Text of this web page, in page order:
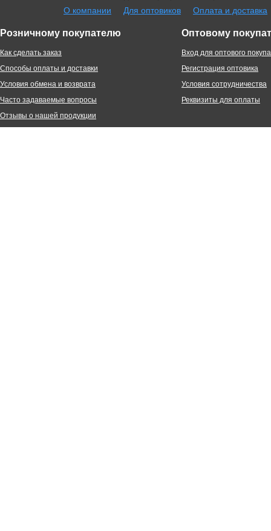
О компании
Для оптовиков Оплата и доставка
Розничному покупателю
Как сделать заказ
Способы оплаты и доставки
Условия обмена и возврата
Часто задаваемые вопросы
Отзывы о нашей продукции
Оптовому
Вход для оптового
Регистрация оптовика
Условия сотрудничества
Реквизиты для оплаты